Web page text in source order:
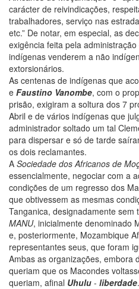
carácter de reivindicações,
trabalhadores, serviço nas
etc.” De notar, em especial, as
exigência feita pela
indígenas venderem a não
extorsionários.
As centenas de indígenas que
e Faustino Vanombe, com o
prisão, exigiram a soltura dos 7
Abril e de vários indígenas que
administrador soltado um tal
para dispersar e só de tarde
os dois reclamantes.
A Sociedade dos Africanos de
essencialmente, negociar com a
condições de um regresso dos
que obtivessem as mesmas
Tanganica, designadamente sem
MANU, inicialmente denominado
e, posteriormente, Mozambique
representantes seus, que foram
Ambas as organizações, embora
queriam que os Macondes
queriam, afinal Uhulu - liberdade.